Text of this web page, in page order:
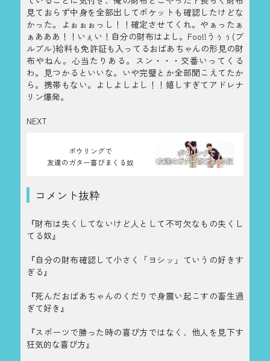
見ておらず中身を全部出してポケットも確認したけどな
かった。よぉぉぉっし！！確定させてくれ。やぁったぁ
ぁあああ！！いぇい！自分の財布はよし。Foo!!うぅぅ(ブ
ルブル)給料も免許証も入ってるおばあちゃんの形見の財
布やねん。心当たりある。スン・・・交番いってくる
わ。見つかるといいな。いや完璧とか全部聞こえてたか
ら。携帯もない。よしよしよし！！嬉しすぎてアドレナ
リン爆発。
NEXT
ボウリングで
友達のガター喜びまくる奴
コメント抜粋
『財布は失くしてないけど人として不可欠なもの失くし
てる奴』
『自分の財布確認して小さく「ヨシッ」ていうの好きす
ぎる』
『死んだおばあちゃんのくだりで身震い起こすの畜生過
ぎて好き』
『スポーツで勝った時の喜び方ではなく、他人を見下す
狂気的な喜び方』